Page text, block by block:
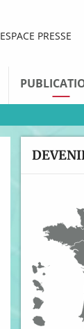
ESPACE PRESSE